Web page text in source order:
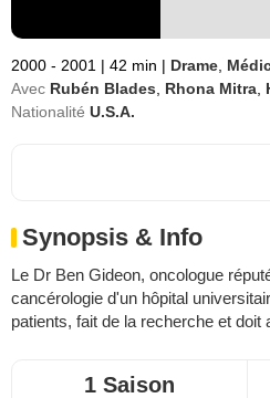
2000 - 2001 | 42 min | Drame
Avec Rubén Blades Rhona Mitra
Nationalité U.S.A.
Synopsis & Info
Le Dr Ben Gideon, oncologue
cancérologie d'un hôpital
patients, fait de la recherche et
1 Saison